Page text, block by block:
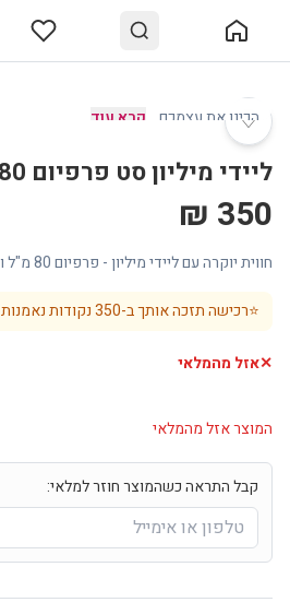
♡
הכינו את עצמכם קרא עוד
ליידי מיליון סט פרפיום 80 מ"ל + בודי קרם
350 ₪
חווית יוקרה עם ליידי מיליון - פרפיום 80 מ"ל וקרם גוף מושלם.
⭐רכישה תזכה אותך ב-350נקודות נאמנות
✕אזל מהמלאי
המוצר אזל מהמלאי
קבל התראה כשהמוצר חוזר למלאי: